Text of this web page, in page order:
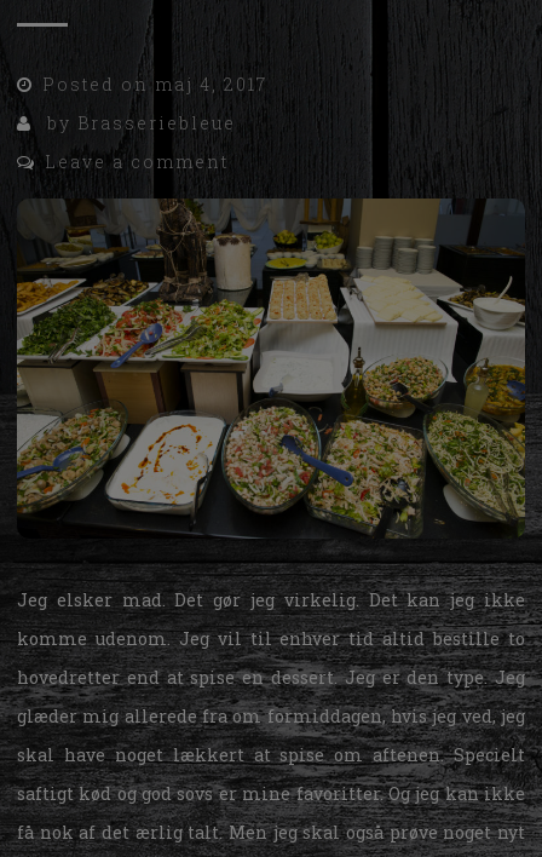
Posted on maj 4, 2017
by Brasseriebleue
Leave a comment
Jeg elsker mad. Det gør jeg virkelig. Det kan jeg ikke
komme udenom. Jeg vil til enhver tid altid bestille to
hovedretter end at spise en dessert. Jeg er den type. Jeg
glæder mig allerede fra om formiddagen, hvis jeg ved, jeg
skal have noget lækkert at spise om aftenen. Specielt
saftigt kød og god sovs er mine favoritter. Og jeg kan ikke
få nok af det ærlig talt. Men jeg skal også prøve noget nyt